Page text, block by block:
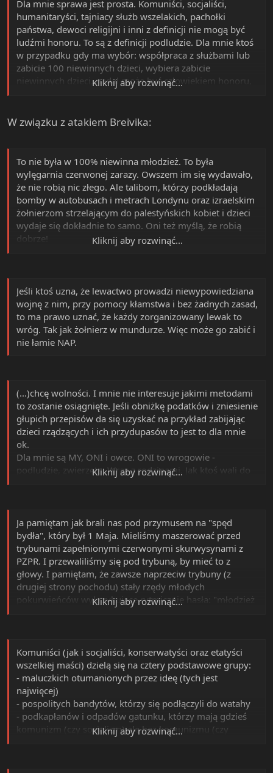
ta piękna mowa popłynie w świat z trybuny
Inną taktyką jest odcinanie się od bydła. Na imprezach
należy wprowadzić toasty "na pohybel". Np. ktoś
wygłasza toast: "Na pohybel czerwonym skurwysynom,
jej psia maci XXX i cweluchowi YYY. Oby te kurwy i cwele
zawisły na latarniach na jelitach własnego potomstwa! Na
pohybel! (chór imprezowiczów) Na pohybel!" Toasty
kukły znienawidzonego polityka w Andrzejki ("która
panna gnoja nie ukłuje - to ją żaden chłop w dziurkę nie
Dla mnie sprawa jest prosta. Komuniści, socjaliści,
humanitaryści, tajniacy służb wszelakich, pachołki
państwa, dewoci religijni i inni z definicji nie mogą być
ludźmi honoru. To są z definicji podludzie. Dla mnie ktoś
w przypadku gdy ma wybór: współpraca z służbami lub
zabicie 100 niewinnych dzieci, wybiera zabicie
niewinnych dzieci, nadal może być człowiekiem honoru,
Kliknij aby rozwinąć...
W związku z atakiem Breivika:
To nie była w 100% niewinna młodzież. To była
wylęgarnia czerwonej zarazy. Owszem im się wydawało,
że nie robią nic złego. Ale talibom, którzy podkładają
bomby w autobusach i metrach Londynu oraz izraelskim
żołnierzom strzelającym do palestyńskich kobiet i dzieci
wydaje się dokładnie to samo. Oni też myślą, że robią
dobrze!
czerwonym syfie bez żadnej nadziei na cokolwiek?
Czy myślisz, że obalenie rządu tych czerwonych
skurwysynów będzie bez ofiar?
Bo jak czytam o aksjomatycznym pacyfizmie, to dostaję
kurwicy i odnoszę wrażenie, że aksjomatolodzy robią
Powiem Ci tak. Jak dziś policyjny pies może za parę
gramulców baki wsadzić bezkarnie jakiegoś dzieciaka do
paki i zniszczyć mu życie albo gorzej, przecwelić go na
kapusia hańbiąc nieodwracalnie jego honor do końca
życia, to mnie bierze kurwica. A jak jakiemuś psu odjebią
dzieciaka to się cieszę, bo widzę, że pały nie są bezkarne.
Jak Tim McVeigh pomścił holokaust w Waco robiąc im
wiarę w człowieka.
Kliknij aby rozwinąć...
Jeśli ktoś uzna, że lewactwo prowadzi niewypowiedziana
wojnę z nim, przy pomocy kłamstwa i bez żadnych zasad,
to ma prawo uznać, że każdy zorganizowany lewak to
wróg. Tak jak żołnierz w mundurze. Więc może go zabić i
nie łamie NAP.
(...)chcę wolności. I mnie nie interesuje jakimi metodami
to zostanie osiągnięte. Jeśli obniżkę podatków i zniesienie
głupich przepisów da się uzyskać na przykład zabijając
dzieci rządzących i ich przydupasów to jest to dla mnie
ok.
Dla mnie są MY, ONI i owce. ONI to wrogowie -
podludzie, zwierzęta. Wraz z rodzinami. Jak ktoś wali do
mnie Tim McVeigh jest bohaterem. Ja nie jestem
politykiem i nie muszę ukrywać faktu, że się cieszyłem
jak zrobił zamach. Nikt przyzwoity nie idzie pracować do
agencji zajmującej się kontrolą broni, papierosów i
alkoholu. Barachło nie musi się rozmnażać.
Kliknij aby rozwinąć...
Ja pamiętam jak brali nas pod przymusem na "spęd
bydła", który był 1 Maja. Mieliśmy maszerować przed
trybunami zapełnionymi czerwonymi skurwysynami z
PZPR. I przewaliliśmy się pod trybuną, by mieć to z
głowy. I pamiętam, że zawsze naprzeciw trybuny (z
drugiej strony pochodu) stały rzędy młodych
pokurwieńców wykrzykujące rytmicznie hasła: "młodzież
Kliknij aby rozwinąć...
Komuniści (jak i socjaliści, konserwatyści oraz etatyści
wszelkiej maści) dzielą się na cztery podstawowe grupy:
- maluczkich otumanionych przez ideę (tych jest
najwięcej)
- pospolitych bandytów, którzy się podłączyli do watahy
- podkapłanów i odpadów gatunku, którzy mają gdzieś
komunizm (czy socjalizm) ale bez komunizmu (czy
Kliknij aby rozwinąć...